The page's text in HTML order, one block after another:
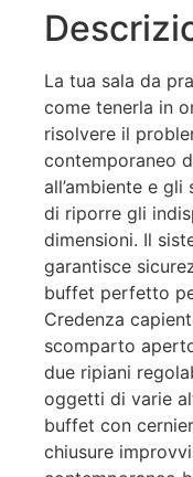
La tua sala da
come tenerla in
risolvere il
contemporaneo
all’ambiente e
di riporre gli
dimensioni. Il
garantisce
buffet perfetto
Credenza
scomparto
due ripiani
oggetti di varie
buffet con
chiusure